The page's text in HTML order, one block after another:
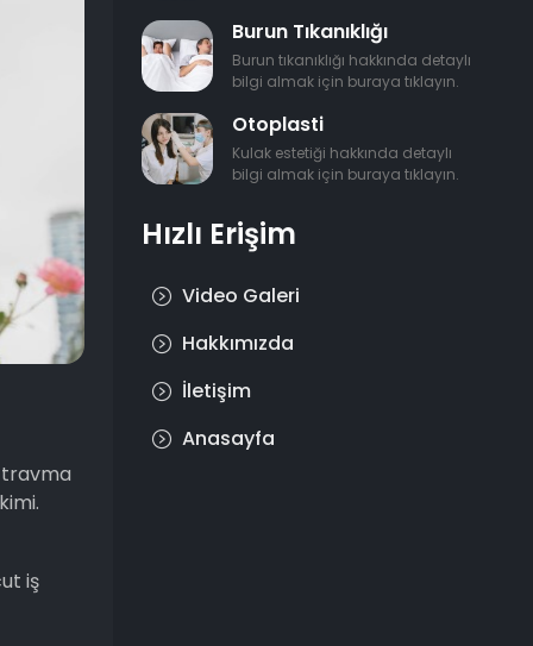
travma
iş
Burun Tıkanıklığı
Burun tıkanıklığı hakkında detaylı
bilgi almak için buraya tıklayın.
Otoplasti
Kulak estetiği hakkında detaylı
bilgi almak için buraya tıklayın.
Hızlı Erişim
Video Galeri
Hakkımızda
İletişim
Anasayfa